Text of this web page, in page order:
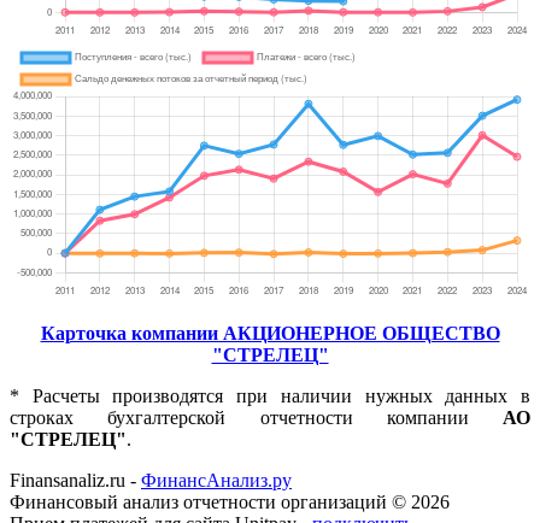
Карточка компании АКЦИОНЕРНОЕ ОБЩЕСТВО
"СТРЕЛЕЦ"
* Расчеты производятся при наличии нужных данных в
строках бухгалтерской отчетности компании АО
"СТРЕЛЕЦ".
Finansanaliz.ru - ФинанcАнализ.ру
Финансовый анализ отчетности организаций © 2026